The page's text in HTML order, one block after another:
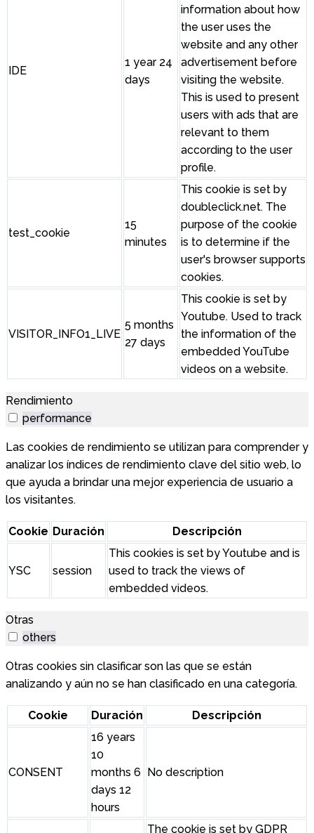
IDE
1 year 24
days
information about how
the user uses the
website and any other
advertisement before
visiting the website.
This is used to present
users with ads that are
relevant to them
according to the user
profile.
test_cookie
15
minutes
This cookie is set by
doubleclick.net. The
purpose of the cookie
is to determine if the
user's browser supports
cookies.
VISITOR_INFO1_LIVE
5 months
27 days
This cookie is set by
Youtube. Used to track
the information of the
embedded YouTube
videos on a website.
Rendimiento
performance
Las cookies de rendimiento se utilizan para comprender y
analizar los índices de rendimiento clave del sitio web, lo
que ayuda a brindar una mejor experiencia de usuario a
los visitantes.
Cookie Duración Descripción
YSC session
This cookies is set by Youtube and is
used to track the views of
embedded videos.
Otras
others
Otras cookies sin clasificar son las que se están
analizando y aún no se han clasificado en una categoría.
Cookie Duración Descripción
CONSENT
16 years
10
months 6
days 12
hours
No description
The cookie is set by GDPR